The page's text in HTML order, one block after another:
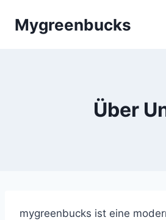
Mygreenbucks
Über
mygreenbucks ist eine